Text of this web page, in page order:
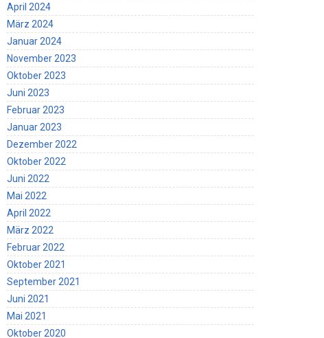
April 2024
März 2024
Januar 2024
November 2023
Oktober 2023
Juni 2023
Februar 2023
Januar 2023
Dezember 2022
Oktober 2022
Juni 2022
Mai 2022
April 2022
März 2022
Februar 2022
Oktober 2021
September 2021
Juni 2021
Mai 2021
Oktober 2020